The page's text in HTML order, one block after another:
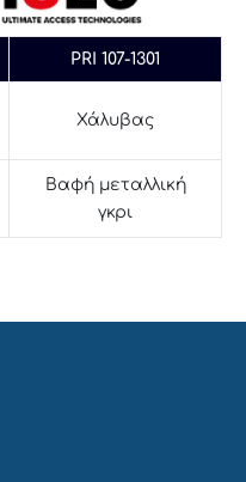
PRI 107-1301
Χάλυβας
Βαφή μεταλλική
γκρι